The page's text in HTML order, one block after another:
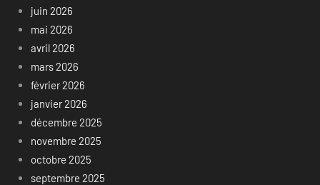
juin 2026
mai 2026
avril 2026
mars 2026
février 2026
janvier 2026
décembre 2025
novembre 2025
octobre 2025
septembre 2025